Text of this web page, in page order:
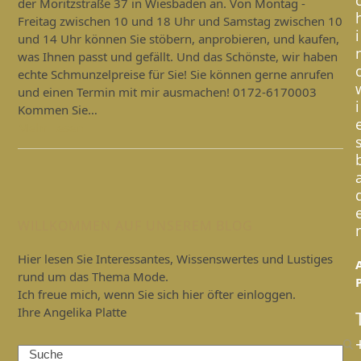
Freitag zwischen 10 und 18 Uhr und Samstag zwischen 10
und 14 Uhr können Sie stöbern, anprobieren, und kaufen,
was Ihnen passt und gefällt. Und das Schönste, wir haben
echte Schmunzelpreise für Sie! Sie können gerne anrufen
und einen Termin mit mir ausmachen! 0172-6170003
Kommen Sie…
Hier lesen Sie Interessantes, Wissenswertes und Lustiges
rund um das Thema Mode.
Ich freue mich, wenn Sie sich hier öfter einloggen.
Ihre Angelika Platte
Search
i
i